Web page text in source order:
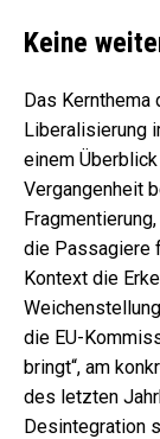
Keine
Das
Liberalisierung
einem
Vergangenheit
die Passagiere
Kontext die
die EU-
bringt“, am
des letzten
Desintegration